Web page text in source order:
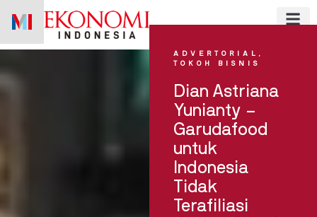
ADVERTORIAL,
TOKOH BISNIS
Dian Astriana
Yunianty –
Garudafood
untuk
Indonesia
Tidak
Terafiliasi